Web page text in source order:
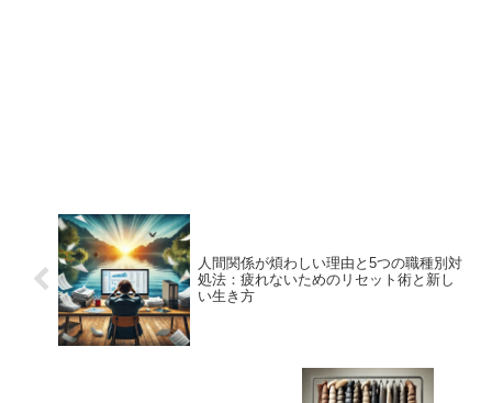
人間関係が煩わしい理由と5つの職種別対
処法：疲れないためのリセット術と新し
い生き方